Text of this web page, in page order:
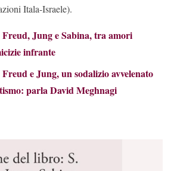
Itala-Israele).
Freud, Jung e Sabina, tra amori
infrante
Freud e Jung, un sodalizio avvelenato
parla David Meghnagi